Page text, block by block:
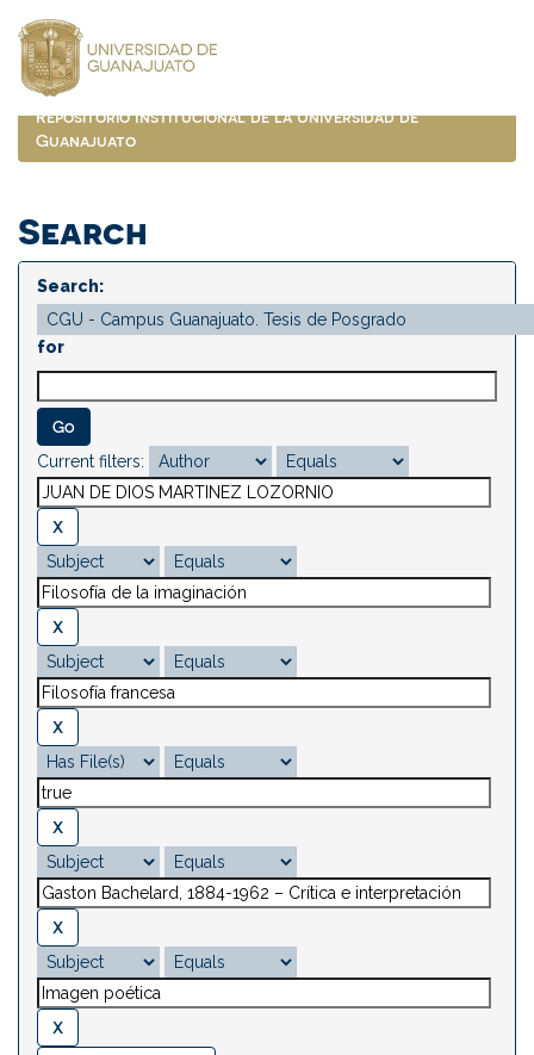
navigation
Repositorio Institucional de la Universidad de
Guanajuato
Search
Search:
for
Current filters: